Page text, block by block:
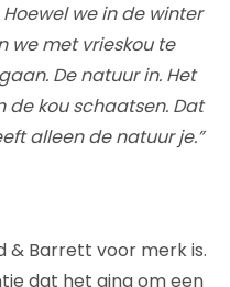
we in de winter
we met vrieskou te
De natuur in. Het
kou schaatsen. Dat
alleen de natuur je.”
& Barrett voor merk is.
dat het ging om een